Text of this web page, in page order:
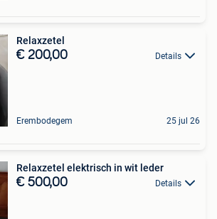
Relaxzetel
€ 200,00 Details
Erembodegem 25 jul 26
Relaxzetel elektrisch in wit leder
€ 500,00 Details